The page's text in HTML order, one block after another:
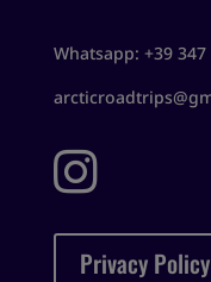
Whatsapp: +39 347

Privacy Policy